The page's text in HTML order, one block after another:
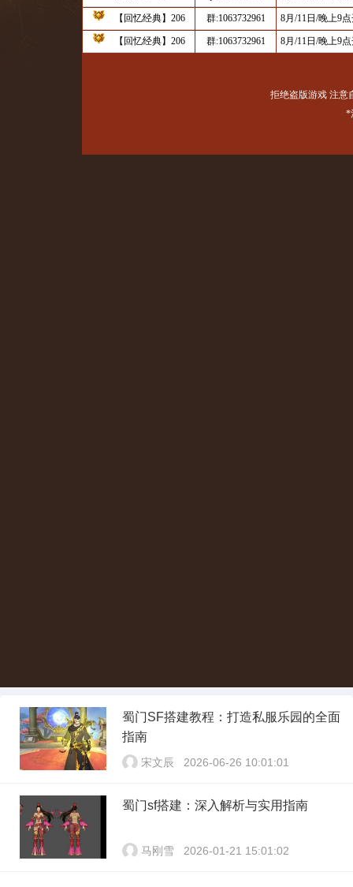
蜀门SF搭建教程：打造私服乐园的全面
指南
宋文辰 2026-06-26 10:01:01
蜀门sf搭建：深入解析与实用指南
马刚雪 2026-01-21 15:01:02